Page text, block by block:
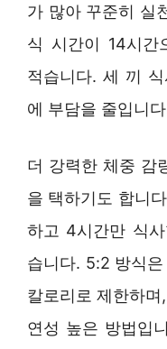
가 많아 꾸준히 실
식 시간이 14시간
적습니다. 세 끼
에 부담을 줄입니
더 강력한 체중 감
을 택하기도 합니
하고 4시간만 식
습니다. 5:2 방식
칼로리로 제한하
연성 높은 방법입